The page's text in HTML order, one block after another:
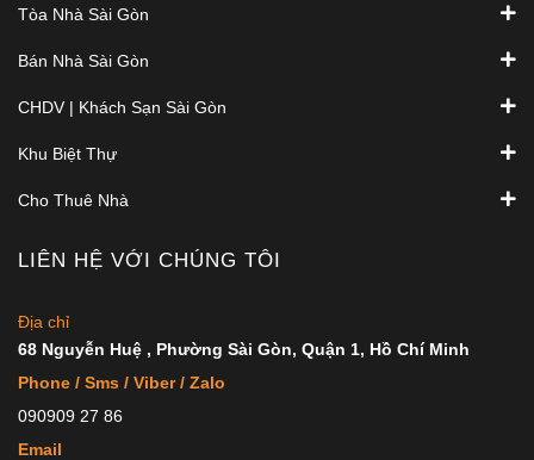
Tòa Nhà Sài Gòn
Bán Nhà Sài Gòn
CHDV | Khách Sạn Sài Gòn
Khu Biệt Thự
Cho Thuê Nhà
LIÊN HỆ VỚI CHÚNG TÔI
Địa chỉ
68 Nguyễn Huệ , Phường Sài Gòn, Quận 1, Hồ Chí Minh
Phone / Sms / Viber / Zalo
090909 27 86
Email